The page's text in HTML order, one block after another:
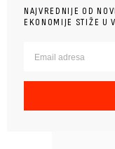
NAJVREDNIJE OD
EKONOMIJE STIŽE U